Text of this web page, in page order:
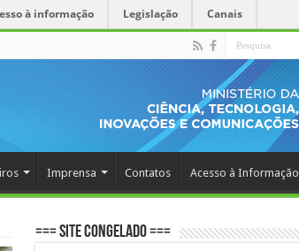
à informação Legislação Canais
Imprensa Contatos Acesso à Informação
=== SITE CONGELADO ===